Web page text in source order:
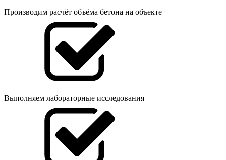
Производим расчёт объёма бетона на объекте
Выполняем лабораторные исследования